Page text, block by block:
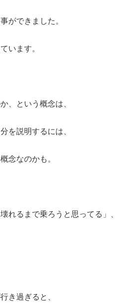
ができました。
います。
、という概念は、
を説明するには、
念なのかも。
れるまで乗ろうと思ってる」、
き過ぎると、